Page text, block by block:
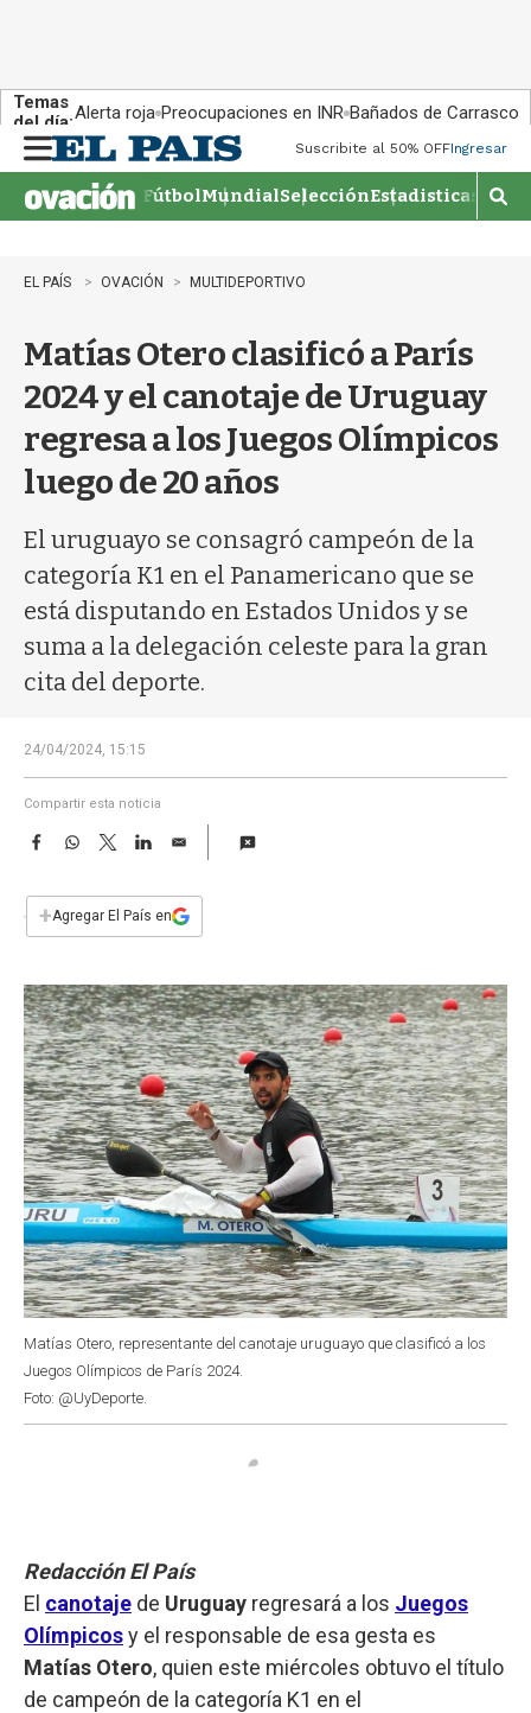
Temas
del día:Alerta roja Preocupaciones en INR Bañados de Carrasco
n
u
Suscribite al 50% OFFIngresar
FútbolMundialSelecciónEstadisticas
M
o
q
EL PAÍS OVACIÓN MULTIDEPORTIVO
Matías Otero clasificó a París
2024 y el canotaje de Uruguay
regresa a los Juegos Olímpicos
luego de 20 años
El uruguayo se consagró campeón de la
categoría K1 en el Panamericano que se
está disputando en Estados Unidos y se
suma a la delegación celeste para la gran
cita del deporte.
24/04/2024, 15:15
Compartir esta noticia
F
e
b
k
W
s
p
T
w
t
L
n
E
i
l
+Agregar El País en
Matías Otero, representante del canotaje uruguayo que clasificó a los
Juegos Olímpicos de París 2024.
Foto: @UyDeporte.
Redacción El País
El canotaje de Uruguay regresará a los Juegos
Olímpicosy el responsable de esa gesta es
Matías Otero, quien este miércoles obtuvo el título
de campeón de la categoría K1 en el